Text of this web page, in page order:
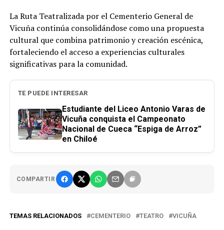
La Ruta Teatralizada por el Cementerio General de
Vicuña continúa consolidándose como una propuesta
cultural que combina patrimonio y creación escénica,
fortaleciendo el acceso a experiencias culturales
significativas para la comunidad.
TE PUEDE INTERESAR
Estudiante del Liceo Antonio Varas de
Vicuña conquista el Campeonato
Nacional de Cueca “Espiga de Arroz”
en Chiloé
COMPARTIR
TEMAS RELACIONADOS CEMENTERIO TEATRO VICUÑA